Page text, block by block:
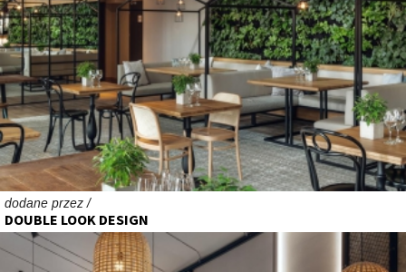
dodane przez /
DOUBLE LOOK DESIGN